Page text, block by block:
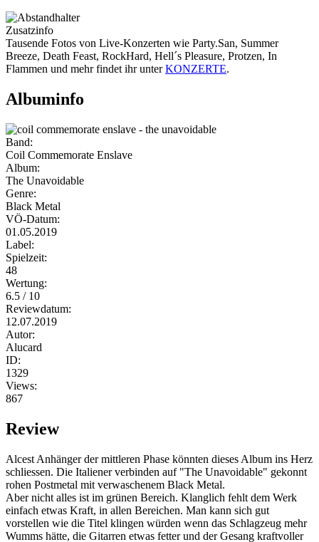
Zusatzinfo
Tausende Fotos von Live-Konzerten wie Party.San, Summer
Breeze, Death Feast, RockHard, Hell´s Pleasure, Protzen, In
Flammen und mehr findet ihr unterKONZERTE.
Albuminfo
Band:
Coil Commemorate Enslave
Album:
The Unavoidable
Genre:
Black Metal
VÖ-Datum:
01.05.2019
Label:
Spielzeit:
48
Wertung:
6.5 / 10
Reviewdatum:
12.07.2019
Autor:
Alucard
ID:
1329
Views:
867
Review
Alcest Anhänger der mittleren Phase könnten dieses Album ins Herz
schliessen. Die Italiener verbinden auf "The Unavoidable" gekonnt
rohen Postmetal mit verwaschenem Black Metal.
Aber nicht alles ist im grünen Bereich. Klanglich fehlt dem Werk
einfach etwas Kraft, in allen Bereichen. Man kann sich gut
vorstellen wie die Titel klingen würden wenn das Schlagzeug mehr
Wumms hätte, die Gitarren etwas fetter und der Gesang kraftvoller